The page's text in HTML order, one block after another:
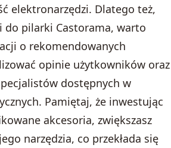
elektronarzędzi. Dlatego też,
do pilarki Castorama, warto
o rekomendowanych
opinie użytkowników oraz
dostępnych w
Pamiętaj, że inwestując
akcesoria, zwiększasz
narzędzia, co przekłada się